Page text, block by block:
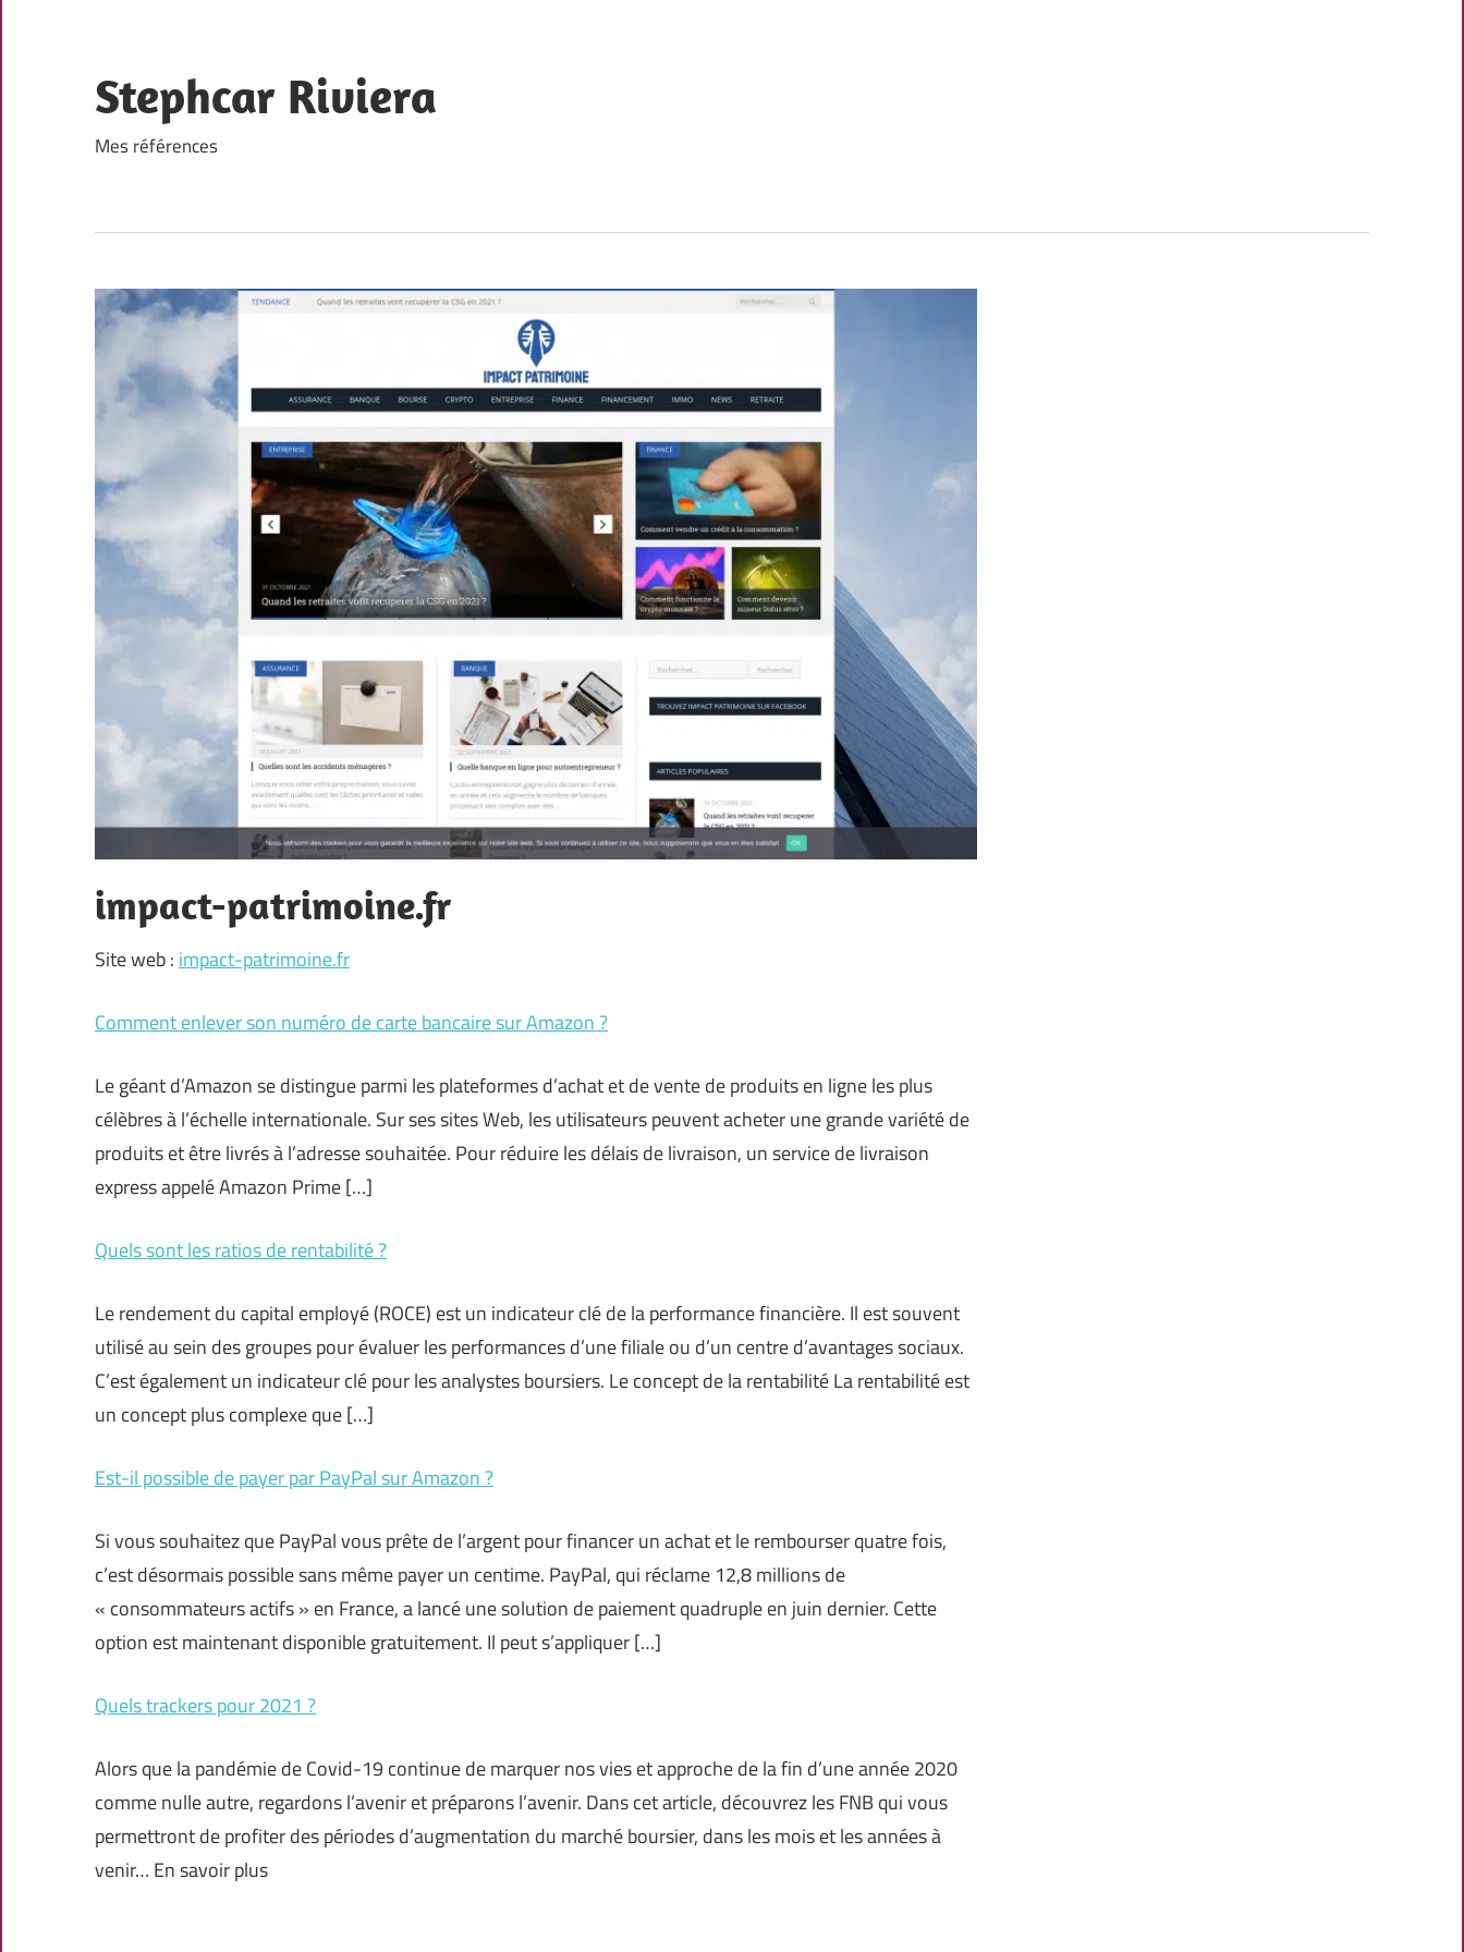
content
Stephcar Riviera
Mes références
impact-patrimoine.fr
Site web : impact-patrimoine.fr
Comment enlever son numéro de carte bancaire sur Amazon ?
Le géant d’Amazon se distingue parmi les plateformes d’achat et de vente de produits en ligne les plus
célèbres à l’échelle internationale. Sur ses sites Web, les utilisateurs peuvent acheter une grande variété de
produits et être livrés à l’adresse souhaitée. Pour réduire les délais de livraison, un service de livraison
express appelé Amazon Prime […]
Quels sont les ratios de rentabilité ?
Le rendement du capital employé (ROCE) est un indicateur clé de la performance financière. Il est souvent
utilisé au sein des groupes pour évaluer les performances d’une filiale ou d’un centre d’avantages sociaux.
C’est également un indicateur clé pour les analystes boursiers. Le concept de la rentabilité La rentabilité est
un concept plus complexe que […]
Est-il possible de payer par PayPal sur Amazon ?
Si vous souhaitez que PayPal vous prête de l’argent pour financer un achat et le rembourser quatre fois,
c’est désormais possible sans même payer un centime. PayPal, qui réclame 12,8 millions de
« consommateurs actifs » en France, a lancé une solution de paiement quadruple en juin dernier. Cette
option est maintenant disponible gratuitement. Il peut s’appliquer […]
Quels trackers pour 2021 ?
Alors que la pandémie de Covid-19 continue de marquer nos vies et approche de la fin d’une année 2020
comme nulle autre, regardons l’avenir et préparons l’avenir. Dans cet article, découvrez les FNB qui vous
permettront de profiter des périodes d’augmentation du marché boursier, dans les mois et les années à
venir… En savoir plus